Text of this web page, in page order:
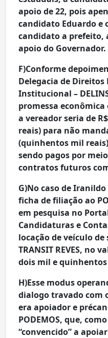
apoio de 22, pois
candidato Eduardo e
candidato a prefeito,
apoio do Governador.
F)Conforme
Delegacia de Direitos
Institucional –
promessa
a vereador seria de
reais) para não
(quinhentos mil
sendo pagos por
contratos futuros
G)No caso de
ficha de filiação ao
em pesquisa no
Candidaturas e
locação de veículo de
TRANSIT REVES, no
dois mil e quinhentos
H)Esse modus
dialogo travado com
era apoiador e
PODEMOS, que,
“convencido” a